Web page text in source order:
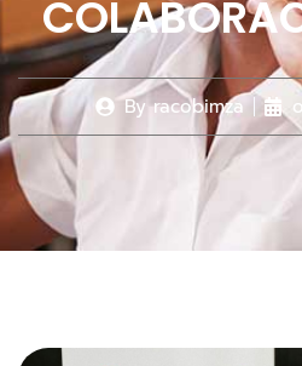
Byracobimza